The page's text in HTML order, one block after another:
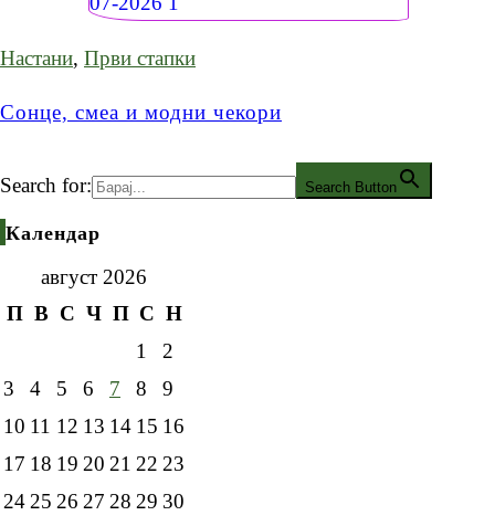
Настани, Први стапки
Сонце, смеа и модни чекори
Search for: Search Button
Календар
август 2026
П В С Ч П С Н
1
2
3
4 5 6 7 8
9
10 11 12 13 14 15 16
17 18 19 20 21 22 23
2425 26 27 28 29 30